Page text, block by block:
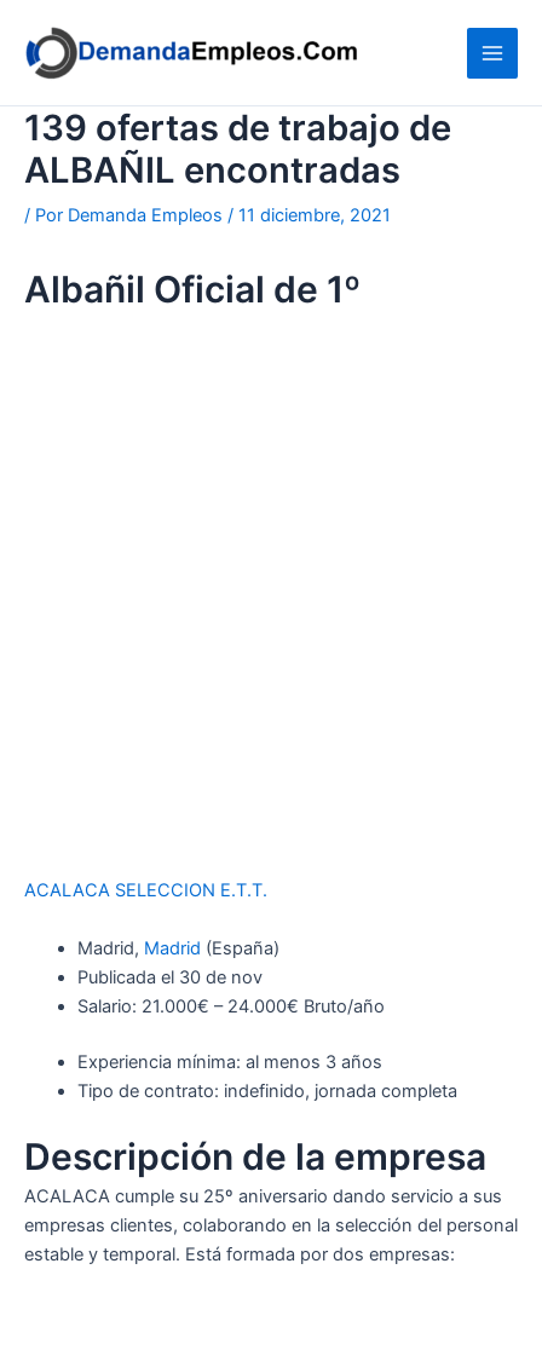
contenido
139 ofertas de trabajo de
ALBAÑIL encontradas
/ Por Demanda Empleos / 11 diciembre, 2021
Albañil Oficial de 1º
ACALACA SELECCION E.T.T.
Madrid, Madrid (España)
Publicada el 30 de nov
Salario: 21.000€ – 24.000€ Bruto/año
Experiencia mínima: al menos 3 años
Tipo de contrato: indefinido, jornada completa
Descripción de la empresa
ACALACA cumple su 25º aniversario dando servicio a sus
empresas clientes, colaborando en la selección del personal
estable y temporal. Está formada por dos empresas: